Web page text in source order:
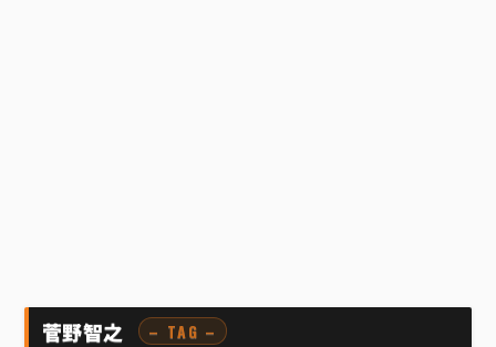
菅野智之 – TAG –